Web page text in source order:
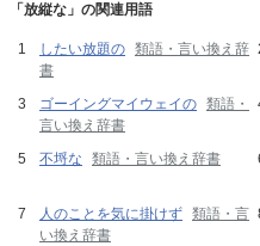
「放縦な」の関連用語
したい放題の 類語・言い換え辞
書
ゴーイングマイウェイの 類語・
言い換え辞書
不埒な
類語・言い換え辞書
人のことを気に掛けず 類語・言
い換え辞書